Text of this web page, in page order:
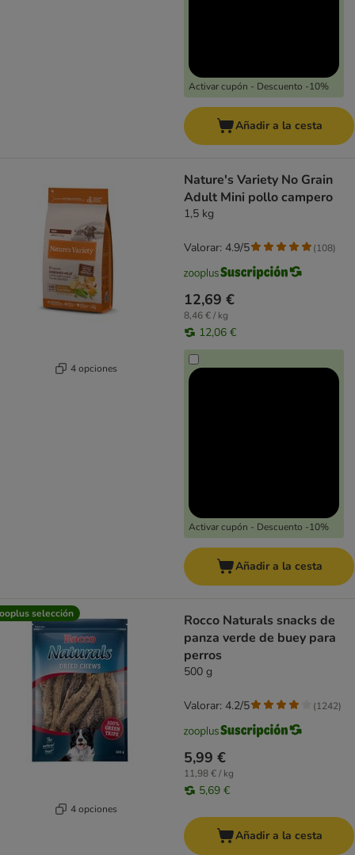
Activar cupón - Descuento -10%
Añadir a la cesta
4 opciones
Nature's Variety No Grain
Adult Mini pollo campero
1,5 kg
12,69 €
8,46 € / kg
12,06 €
Activar cupón - Descuento -10%
Valorar: 4.9/5 (108)
Añadir a la cesta
selección
4 opciones
Rocco Naturals snacks de
panza verde de buey para
perros
500 g
5,99 €
11,98 € / kg
5,69 €
Valorar: 4.2/5 (1242)
Añadir a la cesta